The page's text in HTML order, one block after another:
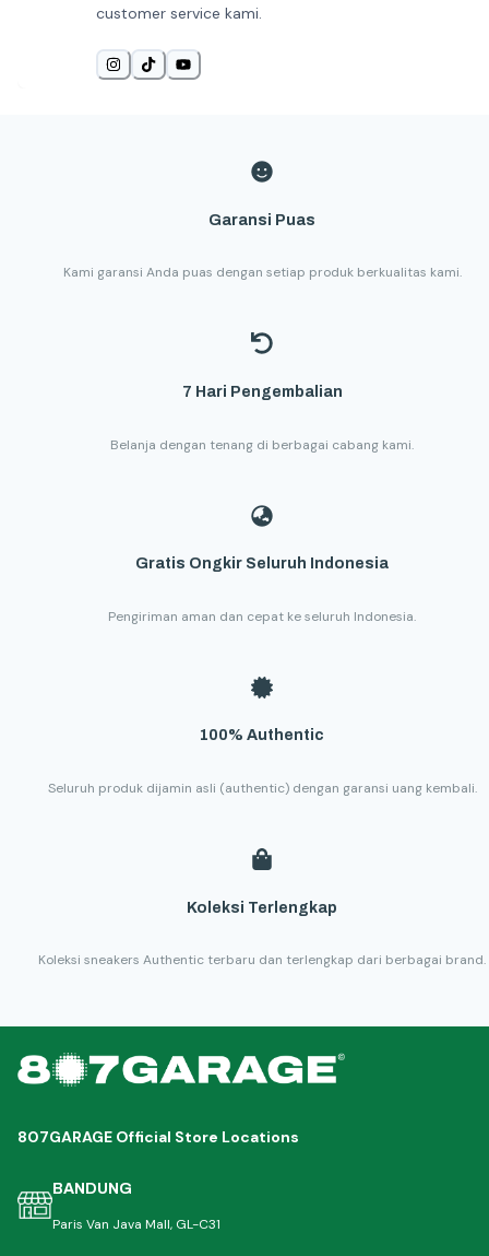
customer service kami.
Garansi Puas
Kami garansi Anda puas dengan setiap produk berkualitas kami.
7 Hari Pengembalian
Belanja dengan tenang di berbagai cabang kami.
Gratis Ongkir Seluruh Indonesia
Pengiriman aman dan cepat ke seluruh Indonesia.
100% Authentic
Seluruh produk dijamin asli (authentic) dengan garansi uang kembali.
Koleksi Terlengkap
Koleksi sneakers Authentic terbaru dan terlengkap dari berbagai brand.
807GARAGE Official Store Locations
BANDUNG
Paris Van Java Mall, GL-C31